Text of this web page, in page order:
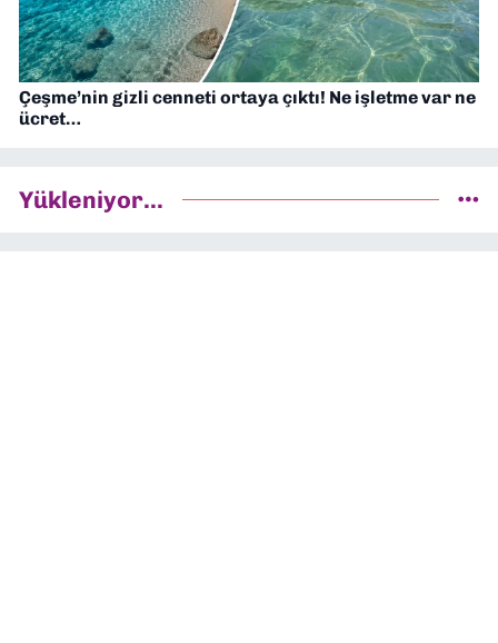
Çeşme’nin gizli cenneti ortaya çıktı! Ne işletme var ne
ücret…
Yükleniyor...